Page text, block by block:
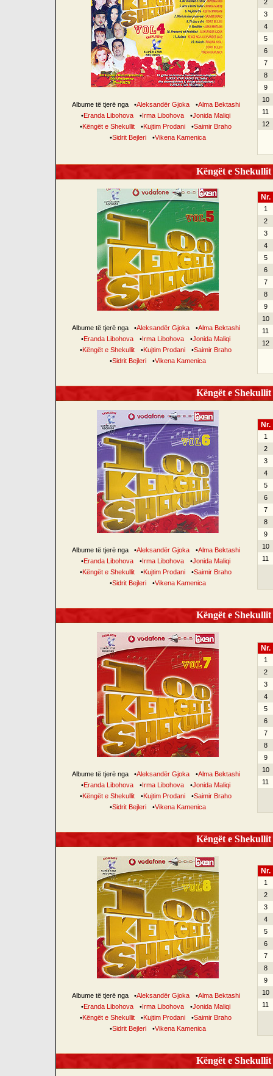
Albume të tjerë nga •Aleksandër Gjoka •Alma Bektashi
•Eranda Libohova •Irma Libohova •Jonida Maliqi
•Këngët e Shekullit •Kujtim Prodani •Saimir Braho
•Sidrit Bejleri •Vikena Kamenica
2
3
4
5
6
7
8
9
10
11
12
Këngët e
Albume të tjerë nga •Aleksandër Gjoka •Alma Bektashi
•Eranda Libohova •Irma Libohova •Jonida Maliqi
•Këngët e Shekullit •Kujtim Prodani •Saimir Braho
•Sidrit Bejleri •Vikena Kamenica
Nr.
1
2
3
4
5
6
7
8
9
10
11
12
Këngët e
Albume të tjerë nga •Aleksandër Gjoka •Alma Bektashi
•Eranda Libohova •Irma Libohova •Jonida Maliqi
•Këngët e Shekullit •Kujtim Prodani •Saimir Braho
•Sidrit Bejleri •Vikena Kamenica
Nr.
1
2
3
4
5
6
7
8
9
10
11
Këngët e
Albume të tjerë nga •Aleksandër Gjoka •Alma Bektashi
•Eranda Libohova •Irma Libohova •Jonida Maliqi
•Këngët e Shekullit •Kujtim Prodani •Saimir Braho
•Sidrit Bejleri •Vikena Kamenica
Nr.
1
2
3
4
5
6
7
8
9
10
11
Këngët e
Albume të tjerë nga •Aleksandër Gjoka •Alma Bektashi
•Eranda Libohova •Irma Libohova •Jonida Maliqi
•Këngët e Shekullit •Kujtim Prodani •Saimir Braho
•Sidrit Bejleri •Vikena Kamenica
Nr.
1
2
3
4
5
6
7
8
9
10
11
Këngët e